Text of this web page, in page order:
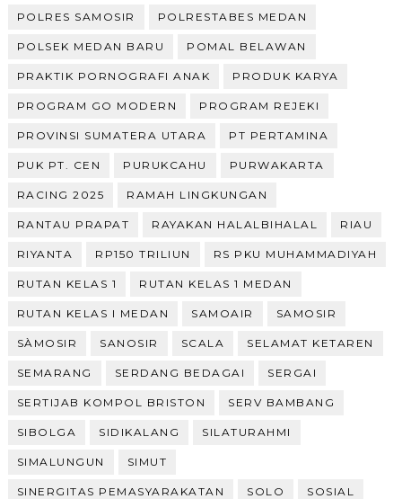
POLRES SAMOSIR POLRESTABES MEDAN
POLSEK MEDAN BARU POMAL BELAWAN
PRAKTIK PORNOGRAFI ANAK PRODUK KARYA
PROGRAM GO MODERN PROGRAM REJEKI
PROVINSI SUMATERA UTARA PT PERTAMINA
PUK PT. CEN PURUKCAHU PURWAKARTA
RACING 2025 RAMAH LINGKUNGAN
RANTAU PRAPAT RAYAKAN HALALBIHALAL RIAU
RIYANTA RP150 TRILIUN RS PKU MUHAMMADIYAH
RUTAN KELAS 1 RUTAN KELAS 1 MEDAN
RUTAN KELAS I MEDAN SAMOAIR SAMOSIR
SÀMOSIR SANOSIR SCALA SELAMAT KETAREN
SEMARANG SERDANG BEDAGAI SERGAI
SERTIJAB KOMPOL BRISTON SERV BAMBANG
SIBOLGA SIDIKALANG SILATURAHMI
SIMALUNGUN SIMUT
SINERGITAS PEMASYARAKATAN SOLO SOSIAL